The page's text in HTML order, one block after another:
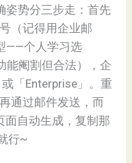
姿势分三步走：首先
（记得用企业邮
——个人学习选
能阉割但合法），企
「Enterprise」。重
通过邮件发送，而
面自动生成，复制那
行~